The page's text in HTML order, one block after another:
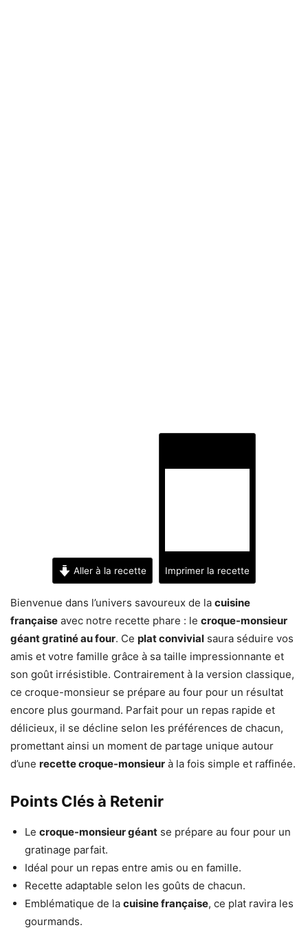
Aller à la recette Imprimer la recette
Bienvenue dans l’univers savoureux de la cuisine
française avec notre recette phare : le croque-monsieur
géant gratiné au four. Ce plat convivial saura séduire vos
amis et votre famille grâce à sa taille impressionnante et
son goût irrésistible. Contrairement à la version classique,
ce croque-monsieur se prépare au four pour un résultat
encore plus gourmand. Parfait pour un repas rapide et
délicieux, il se décline selon les préférences de chacun,
promettant ainsi un moment de partage unique autour
d’une recette croque-monsieur à la fois simple et raffinée.
Points Clés à Retenir
Le croque-monsieur géant se prépare au four pour un
gratinage parfait.
Idéal pour un repas entre amis ou en famille.
Recette adaptable selon les goûts de chacun.
Emblématique de la cuisine française, ce plat ravira les
gourmands.